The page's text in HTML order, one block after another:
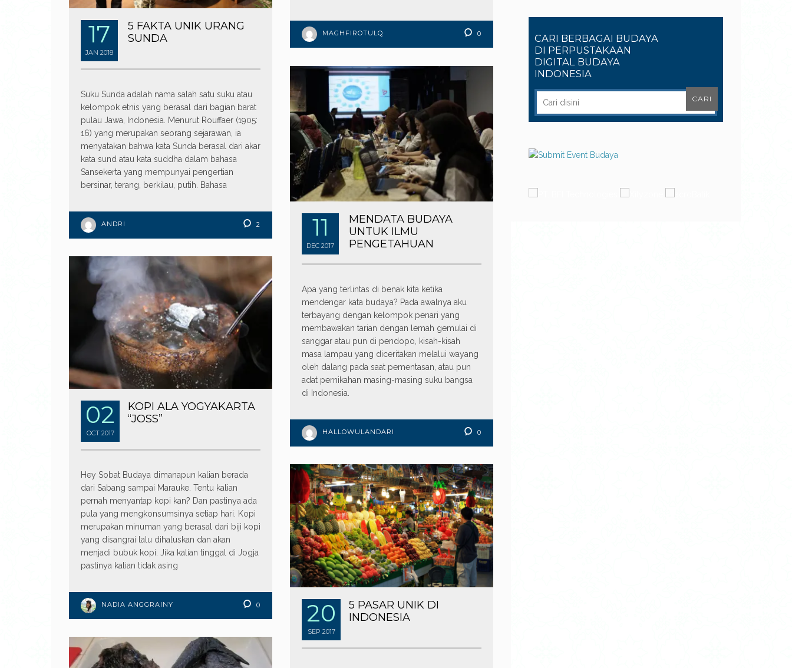
MAGHFIROTULQ 0
17
JAN 2018
5 FAKTA UNIK URANG
SUNDA
Suku Sunda adalah nama salah satu suku atau
kelompok etnis yang berasal dari bagian barat
pulau Jawa, Indonesia. Menurut Rouffaer (1905:
16) yang merupakan seorang sejarawan, ia
menyatakan bahwa kata Sunda berasal dari akar
kata sund atau kata suddha dalam bahasa
Sansekerta yang mempunyai pengertian
bersinar, terang, berkilau, putih. Bahasa
ANDRI 2 11
DEC 2017
MENDATA BUDAYA
UNTUK ILMU
PENGETAHUAN
Apa yang terlintas di benak kita ketika
mendengar kata budaya? Pada awalnya aku
terbayang dengan kelompok penari yang
membawakan tarian dengan lemah gemulai di
sanggar atau pun di pendopo, kisah-kisah
masa lampau yang diceritakan melalui wayang
oleh dalang pada saat pementasan, atau pun
adat pernikahan masing-masing suku bangsa
di Indonesia.
HALLOWULANDARI 0
02
OCT 2017
KOPI ALA YOGYAKARTA
“JOSS”
Hey Sobat Budaya dimanapun kalian berada
dari Sabang sampai Marauke. Tentu kalian
pernah menyantap kopi kan? Dan pastinya ada
pula yang mengkonsumsinya setiap hari. Kopi
merupakan minuman yang berasal dari biji kopi
yang disangrai lalu dihaluskan dan akan
menjadi bubuk kopi. Jika kalian tinggal di Jogja
pastinya kalian tidak asing
NADIA ANGGRAINY 0 20
SEP 2017
5 PASAR UNIK DI
INDONESIA
CARI BERBAGAI BUDAYA
DI PERPUSTAKAAN
DIGITAL BUDAYA
INDONESIA